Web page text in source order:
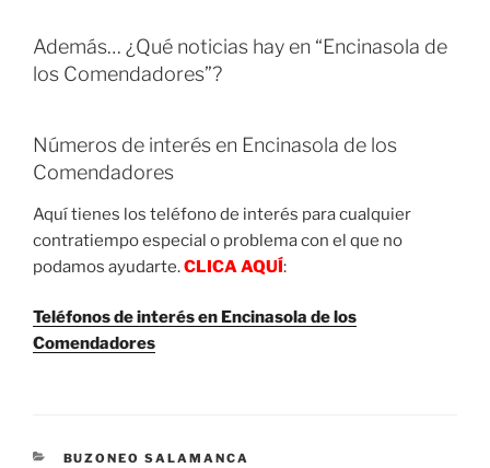
Además… ¿Qué noticias hay en “Encinasola de
los Comendadores”?
Números de interés en Encinasola de los
Comendadores
Aquí tienes los teléfono de interés para cualquier
contratiempo especial o problema con el que no
podamos ayudarte.CLICA AQUÍ:
Teléfonos de interés en Encinasola de los
Comendadores
CATEGORIES
BUZONEO SALAMANCA